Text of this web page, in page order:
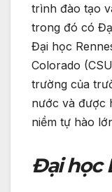
trình đào tạo
trong đó có
Đại học
Colorado
trường của
nước và được
niềm tự hào
Đại học